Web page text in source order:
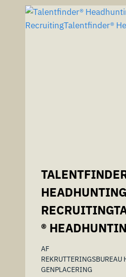
HEADHUNTING
®
AF
REKRUTTERINGSBUREAU
GENPLACERING